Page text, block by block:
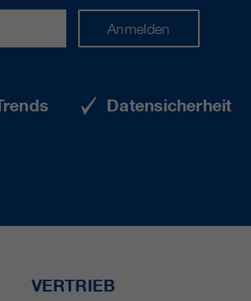
Anmelden
Datensicherheit
VERTRIEB